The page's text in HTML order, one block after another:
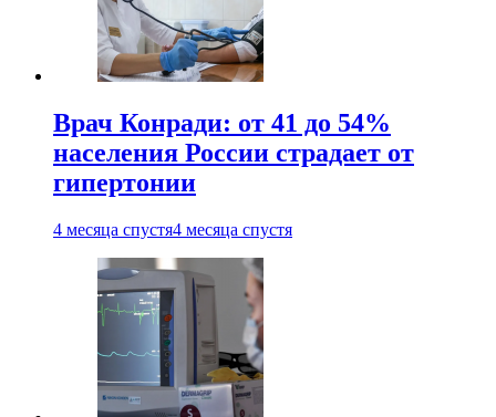
Врач Конради: от 41 до 54%
населения России страдает от
гипертонии
4 месяца спустя4 месяца спустя